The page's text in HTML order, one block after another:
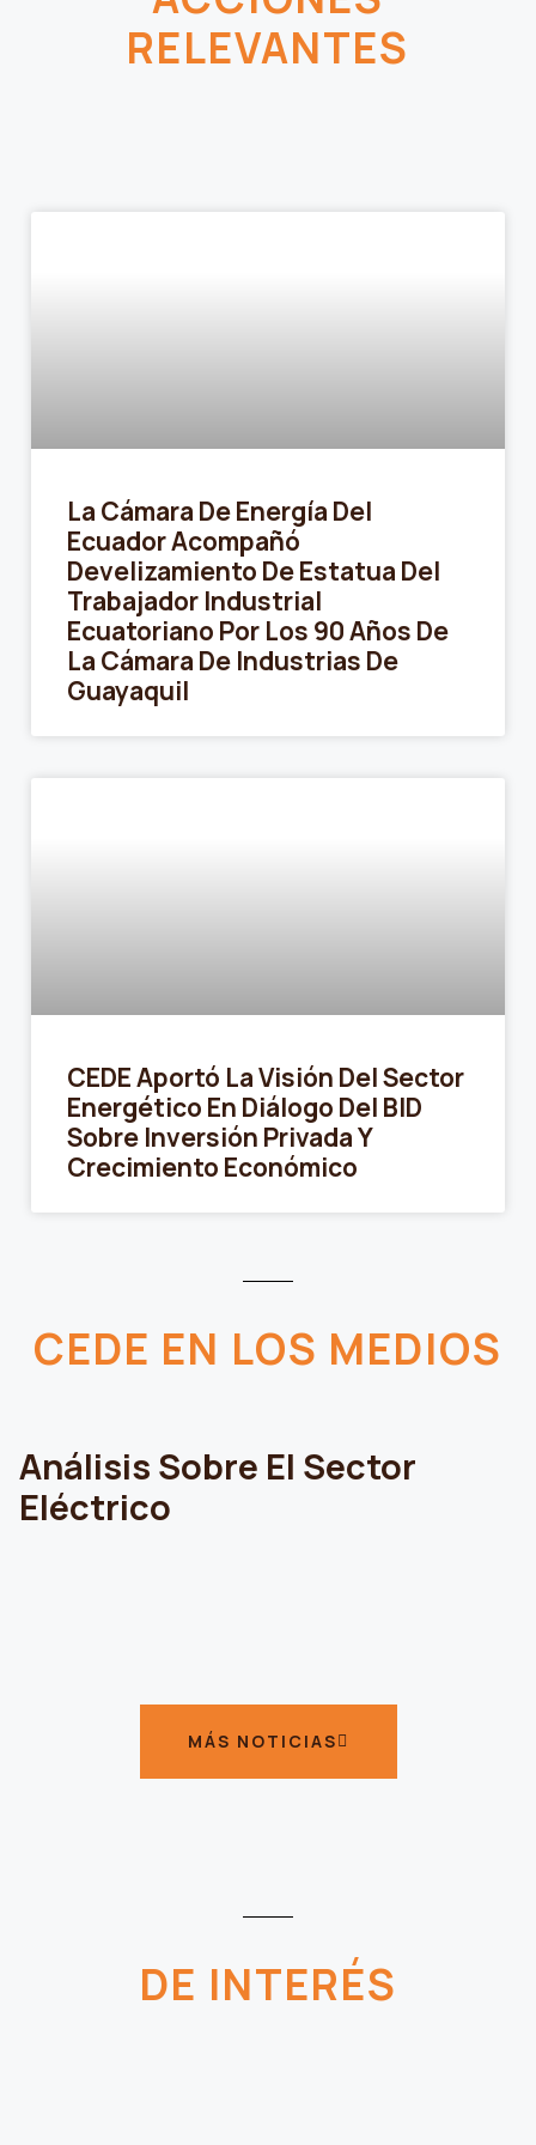
RELEVANTES
La Cámara De Energía Del
Ecuador Acompañó
Develizamiento De Estatua Del
Trabajador Industrial
Ecuatoriano Por Los 90 Años De
La Cámara De Industrias De
Guayaquil
CEDE Aportó La Visión Del Sector
Energético En Diálogo Del BID
Sobre Inversión Privada Y
Crecimiento Económico
CEDE EN LOS MEDIOS
Análisis Sobre El Sector
Eléctrico
MÁS NOTICIAS
DE INTERÉS